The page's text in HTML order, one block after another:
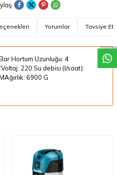
W
h
a
t
a
p
p
D
e
s
t
e
H
a
t
t
Yorumlar Tavsiye Et
Hortum Uzunluğu: 4
220 Su debisi (l/saat):
6900 G